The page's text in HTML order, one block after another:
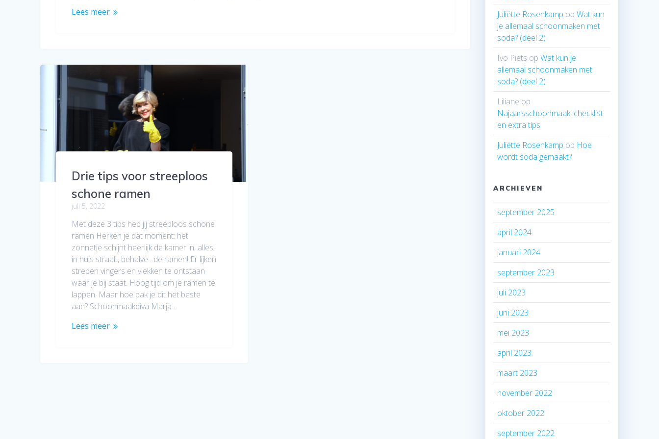
Lees meer
Drie tips voor streeploos
schone ramen
juli 5, 2022
Met deze 3 tips heb jij streeploos schone
ramen Herken je dat moment: het
zonnetje schijnt heerlijk de kamer in, alles
in huis straalt, behalve…de ramen! Er lijken
strepen vingers en vlekken te ontstaan
waar je bij staat. Hoog tijd om je ramen te
lappen. Maar hoe pak je dit het beste
aan? Schoonmaakdiva Marja…
Lees meer
Juliëtte Rosenkamp opWat kun
je allemaal schoonmaken met
soda? (deel 2)
Ivo Piets opWat kun je
allemaal schoonmaken met
soda? (deel 2)
Liliane op
Najaarsschoonmaak: checklist
en extra tips
Juliëtte Rosenkamp op Hoe
wordt soda gemaakt?
ARCHIEVEN
september 2025
april 2024
januari 2024
september 2023
juli 2023
juni 2023
mei 2023
april 2023
maart 2023
november 2022
oktober 2022
september 2022